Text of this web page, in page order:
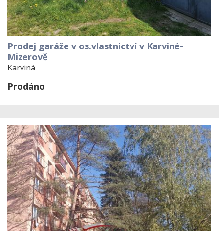
Prodej garáže v os.vlastnictví v Karviné-
Mizerově
Karviná
Prodáno